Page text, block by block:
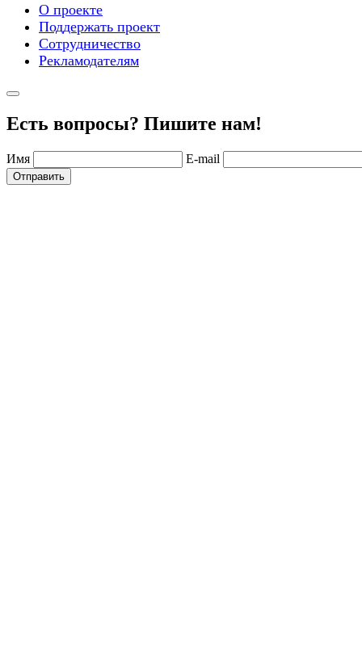
О проекте
Поддержать проект
Сотрудничество
Рекламодателям
Есть вопросы? Пишите нам!
Имя E-mail